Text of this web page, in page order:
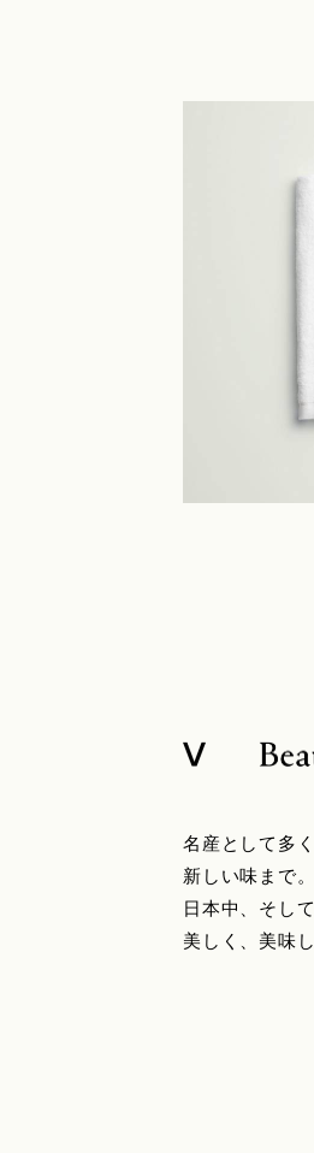
名産として多
新しい味まで
日本中、そし
美しく、美味